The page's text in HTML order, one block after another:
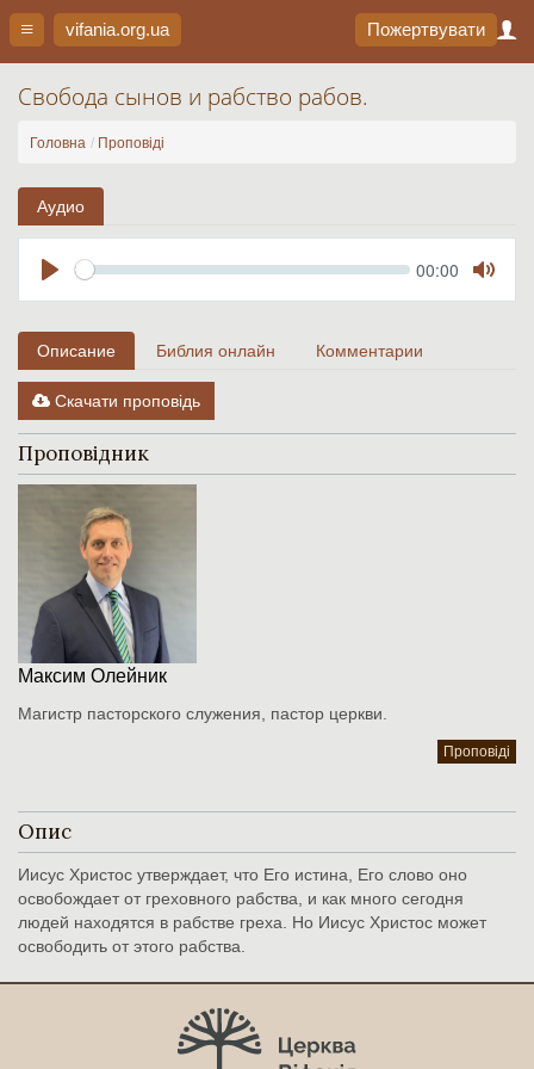
vifania.org.ua Пожертвувати
Свобода сынов и рабство рабов.
Головна Проповіді
Аудио
Seek Current
00:00
Mute
Описание Библия онлайн Комментарии
Скачати проповідь
Проповідник
Максим Олейник
Магистр пасторского служения, пастор церкви.
Проповіді
Опис
Иисус Христос утверждает, что Его истина, Его слово оно
освобождает от греховного рабства, и как много сегодня
людей находятся в рабстве греха. Но Иисус Христос может
освободить от этого рабства.